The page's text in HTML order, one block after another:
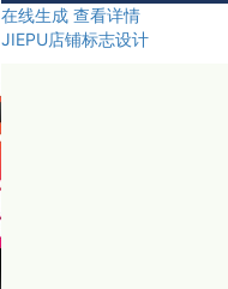
在线生成 查看详情
JIEPU店铺标志设计